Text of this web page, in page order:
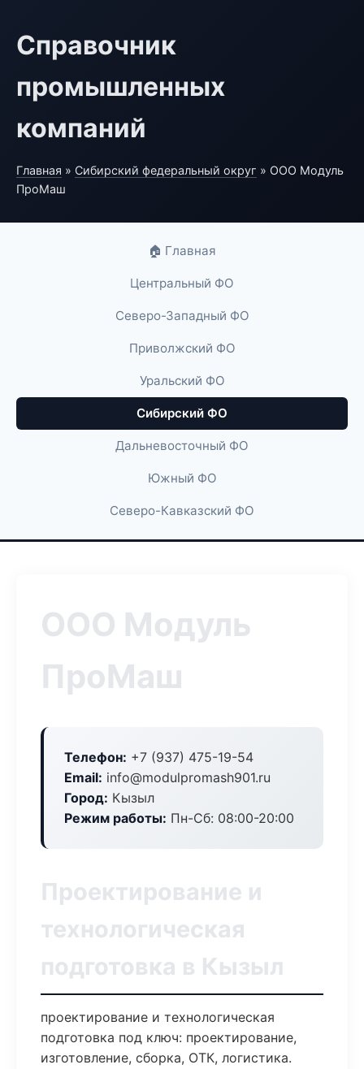
Справочник
промышленных
компаний
Главная » Сибирский федеральный округ » ООО Модуль
ПроМаш
🏠 Главная
Центральный ФО
Северо-Западный ФО
Приволжский ФО
Уральский ФО
Сибирский ФО
Дальневосточный ФО
Южный ФО
Северо-Кавказский ФО
ООО Модуль
ПроМаш
Телефон: +7 (937) 475-19-54
Email: info@modulpromash901.ru
Город: Кызыл
Режим работы: Пн-Сб: 08:00-20:00
Проектирование и
технологическая
подготовка в Кызыл
проектирование и технологическая
подготовка под ключ: проектирование,
изготовление, сборка, ОТК, логистика.